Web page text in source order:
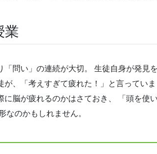
業
「問い」の連続が大切。 生徒自身が発見
が、「考えすぎて疲れた！」と言ってい
に脳が疲れるのかはさておき、 「頭を使
なのかもしれません。